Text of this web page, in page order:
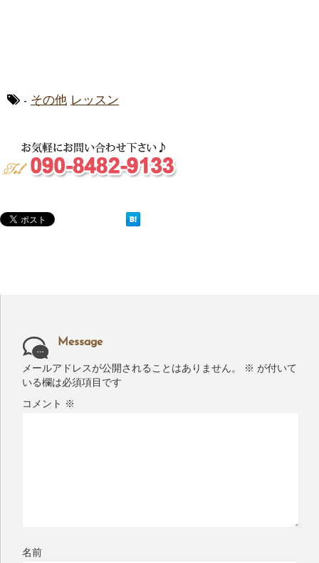
- その他 レッスン
Message
メールアドレスが公開されることはありません。 ※ が付いて
いる欄は必須項目です
コメント ※
名前